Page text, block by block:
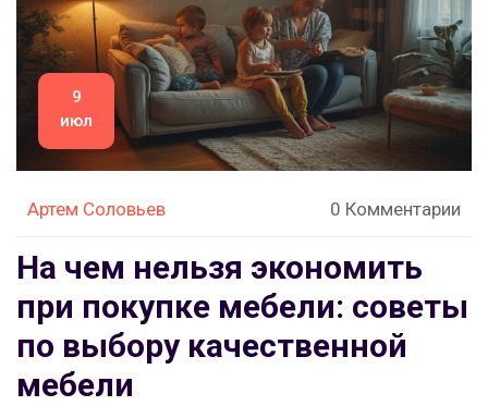
9
июл
Артем Соловьев 0 Комментарии
На чем нельзя экономить
при покупке мебели: советы
по выбору качественной
мебели